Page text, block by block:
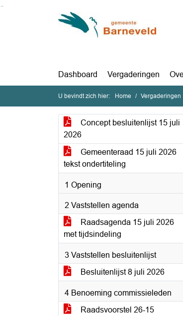
Ga naar de inhoud van deze pagina
Ga naar het zoeken
Dashboard Vergaderingen
U bevindt zich hier: Home Vergaderingen
Concept besluitenlijst 15 juli
2026
Gemeenteraad 15 juli 2026
tekst ondertiteling
1 Opening
2 Vaststellen agenda
Raadsagenda 15 juli 2026
met tijdsindeling
3 Vaststellen besluitenlijst
Besluitenlijst 8 juli 2026
4 Benoeming commissieleden
Raadsvoorstel 26-15